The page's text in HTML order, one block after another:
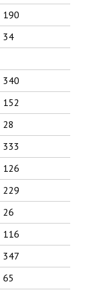
190
34
340
152
28
333
126
229
26
116
347
65